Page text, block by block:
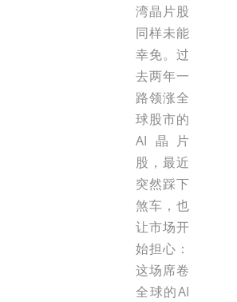
湾晶片股
同样未能
幸免。过
去两年一
路领涨全
球股市的
AI晶片
股，最近
突然踩下
煞车，也
让市场开
始担心：
这场席卷
全球的AI